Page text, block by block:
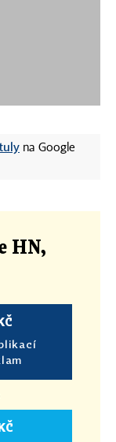
na Google
HN,